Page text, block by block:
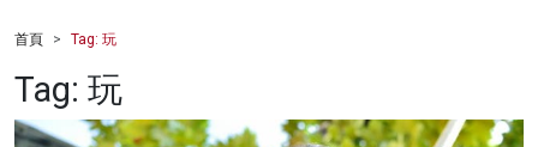
財經
健康
首頁 Tag: 玩
Tag: 玩